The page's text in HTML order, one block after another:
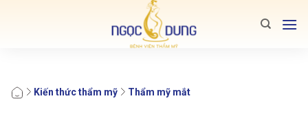
Kiến thức thẩm mỹ Thẩm mỹ mắt